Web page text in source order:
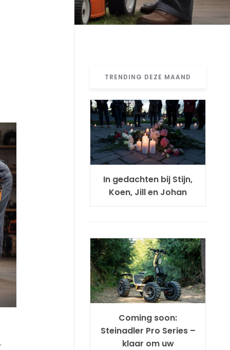
TRENDING DEZE MAAND
In gedachten bij Stijn,
Koen, Jill en Johan
Coming soon:
Steinadler Pro Series –
klaar om uw